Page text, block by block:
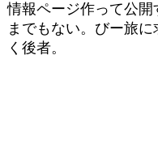
情報ページ作って公
までもない。びー旅
く後者。